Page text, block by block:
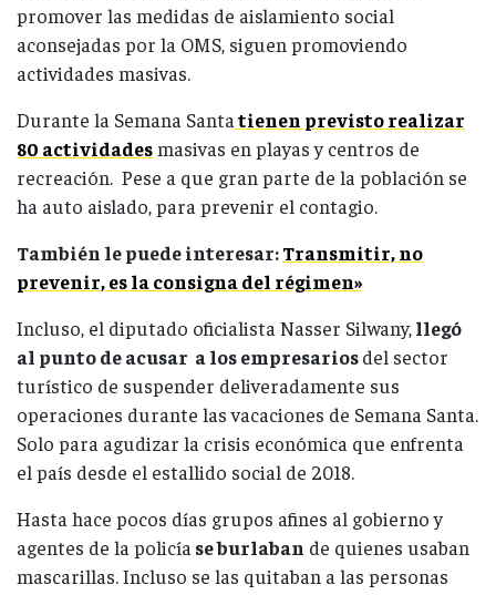
promover las medidas de aislamiento social
aconsejadas por la OMS, siguen promoviendo
actividades masivas.
Durante la Semana Santatienen previsto realizar
80 actividadesmasivas en playas y centros de
recreación. Pese a que gran parte de la población se
ha auto aislado, para prevenir el contagio.
También le puede interesar:Transmitir, no
prevenir, es la consigna del régimen»
Incluso, el diputado oficialista Nasser Silwany,llegó
al punto de acusar a los empresariosdel sector
turístico de suspender deliveradamente sus
operaciones durante las vacaciones de Semana Santa.
Solo para agudizar la crisis económica que enfrenta
el país desde el estallido social de 2018.
Hasta hace pocos días grupos afines al gobierno y
agentes de la policía se burlaban de quienes usaban
mascarillas. Incluso se las quitaban a las personas